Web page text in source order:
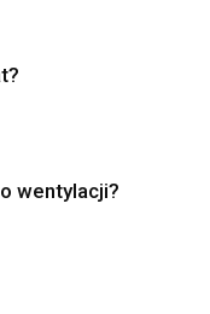
wentylacji?